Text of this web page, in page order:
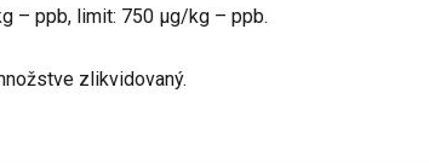
– ppb, limit: 750 µg/kg – ppb.
zlikvidovaný.